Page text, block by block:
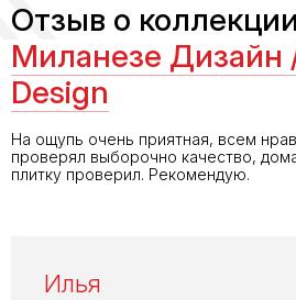
Отзыв о коллекции
Миланезе Дизайн
Design
На ощупь очень приятная, всем
проверял выборочно качество,
плитку проверил. Рекомендую.
Илья